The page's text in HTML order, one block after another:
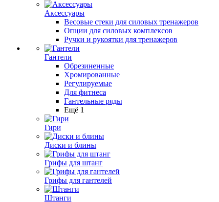
Аксессуары
Весовые стеки для силовых тренажеров
Опции для силовых комплексов
Ручки и рукоятки для тренажеров
Гантели
Обрезиненные
Хромированные
Регулируемые
Для фитнеса
Гантельные ряды
Ещё 1
Гири
Диски и блины
Грифы для штанг
Грифы для гантелей
Штанги